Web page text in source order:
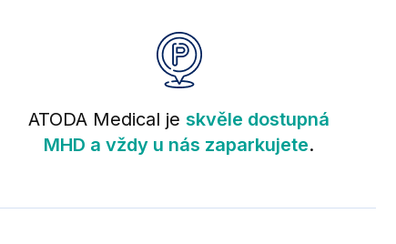
ATODA Medical jeskvěle dostupná
MHD a vždy u nás zaparkujete.